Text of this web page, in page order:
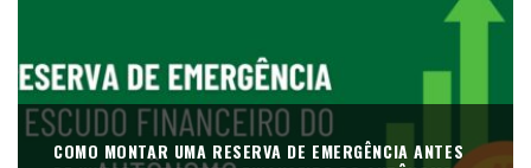
COMO MONTAR UMA RESERVA DE EMERGÊNCIA ANTES